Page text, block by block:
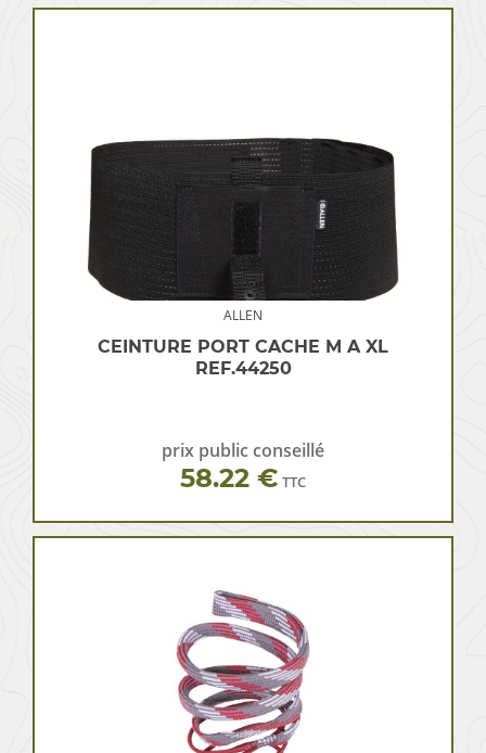
ALLEN
CEINTURE PORT CACHE M A XL
REF.44250
prix public conseillé
58.22 € TTC